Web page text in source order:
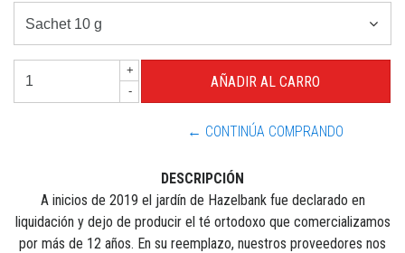
+
-
← CONTINÚA COMPRANDO
DESCRIPCIÓN
A inicios de 2019 el jardín de Hazelbank fue declarado en
liquidación y dejo de producir el té ortodoxo que comercializamos
por más de 12 años. En su reemplazo, nuestros proveedores nos